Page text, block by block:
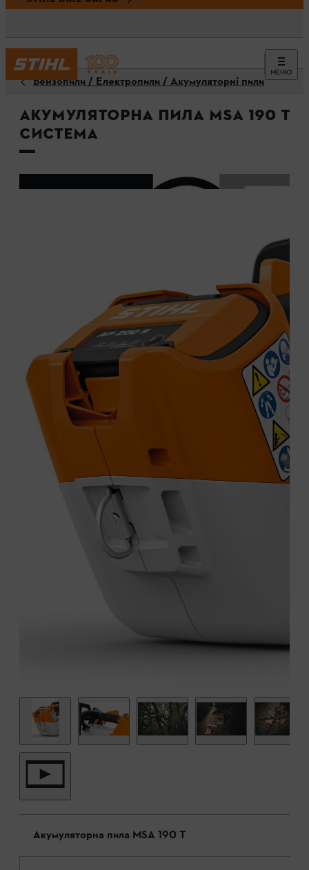
МЕНЮ
Бензопили / Електропили / Акумуляторні пили
Акумуляторна пила MSA 190 T /
Система
Акумуляторна пила MSA 190 T